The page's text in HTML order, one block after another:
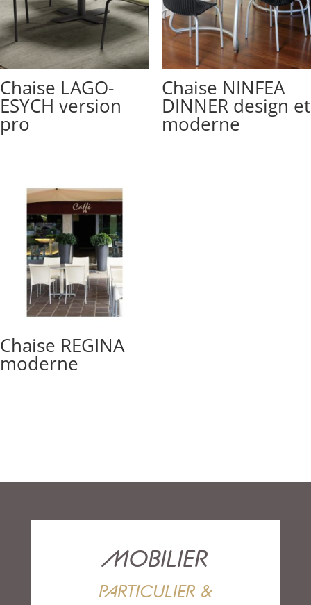
Chaise LAGO-
ESYCH version
pro
Chaise NINFEA
DINNER design et
moderne
Chaise REGINA
moderne
MOBILIER
PARTICULIER &